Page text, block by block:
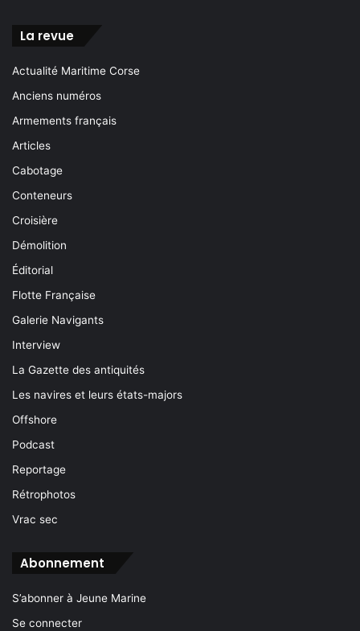
La revue
Actualité Maritime Corse
Anciens numéros
Armements français
Articles
Cabotage
Conteneurs
Croisière
Démolition
Éditorial
Flotte Française
Galerie Navigants
Interview
La Gazette des antiquités
Les navires et leurs états-majors
Offshore
Podcast
Reportage
Rétrophotos
Vrac sec
Abonnement
S’abonner à Jeune Marine
Se connecter